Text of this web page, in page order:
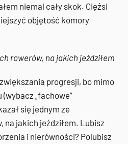
niemal cały skok. Ciężsi
objętość komory
rowerów, na jakich jeździłem
progresji, bo mimo
(wybacz „fachowe”
się jednym ze
na jakich jeździłem. Lubisz
i nierówności? Polubisz